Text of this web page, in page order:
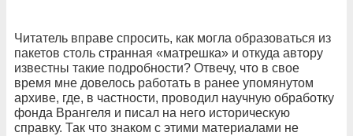
Читатель вправе спросить, как могла образоваться из
пакетов столь странная «матрешка» и откуда автору
известны такие подробности? Отвечу, что в свое
время мне довелось работать в ранее упомянутом
архиве, где, в частности, проводил научную обработку
фонда Врангеля и писал на него историческую
справку. Так что знаком с этими материалами не